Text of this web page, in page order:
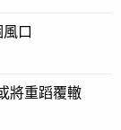
口
將重蹈覆轍